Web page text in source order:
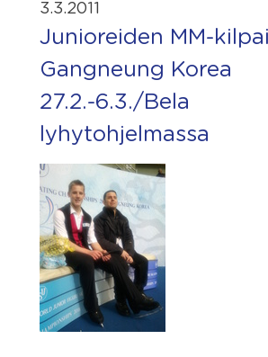
3.3.2011
Junioreiden MM-
Gangneung Korea
27.2.-6.3./Bela
lyhytohjelmassa